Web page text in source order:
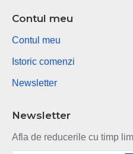
Contul meu
Contul meu
Istoric comenzi
Newsletter
Newsletter
Afla de reducerile cu timp